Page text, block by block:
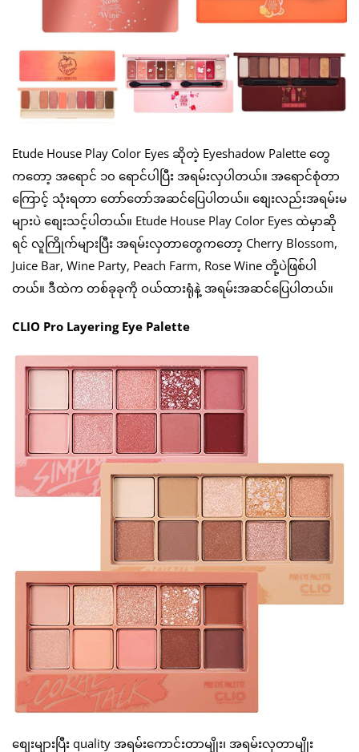
Etude House Play Color Eyes ဆိုတဲ့ Eyeshadow Palette တွေ
ကတော့ အရောင် ၁၀ ရောင်ပါပြီး အရမ်းလှပါတယ်။ အရောင်စုံတာ
ကြောင့် သုံးရတာ တော်တော်အဆင်ပြေပါတယ်။ စျေးလည်းအရမ်းမ
များပဲ စျေးသင့်ပါတယ်။ Etude House Play Color Eyes ထဲမှာဆို
ရင် လူကြိုက်များပြီး အရမ်းလှတာတွေကတော့ Cherry Blossom,
Juice Bar, Wine Party, Peach Farm, Rose Wine တို့ပဲဖြစ်ပါ
တယ်။ ဒီထဲက တစ်ခုခုကို ဝယ်ထားရုံနဲ့ အရမ်းအဆင်ပြေပါတယ်။
CLIO Pro Layering Eye Palette
စျေးများပြီး quality အရမ်းကောင်းတာမျိုး၊ အရမ်းလှတာမျိုး